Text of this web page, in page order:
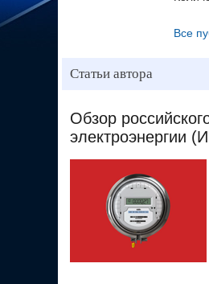
Все
Статьи автора
Обзор
электроэнергии